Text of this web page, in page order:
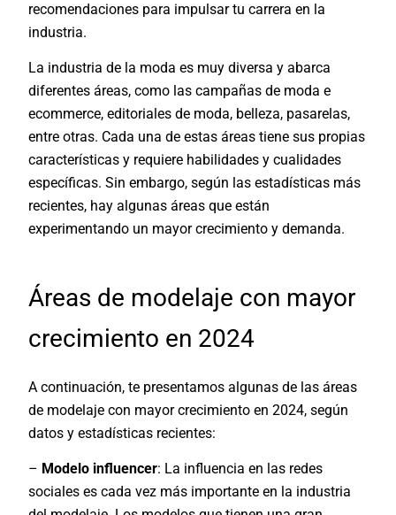
recomendaciones para impulsar tu carrera en la
industria.
La industria de la moda es muy diversa y abarca
diferentes áreas, como las campañas de moda e
ecommerce, editoriales de moda, belleza, pasarelas,
entre otras. Cada una de estas áreas tiene sus propias
características y requiere habilidades y cualidades
específicas. Sin embargo, según las estadísticas más
recientes, hay algunas áreas que están
experimentando un mayor crecimiento y demanda.
Áreas de modelaje con mayor
crecimiento en 2024
A continuación, te presentamos algunas de las áreas
de modelaje con mayor crecimiento en 2024, según
datos y estadísticas recientes:
– Modelo influencer: La influencia en las redes
sociales es cada vez más importante en la industria